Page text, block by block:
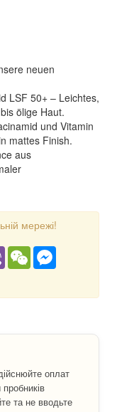
neuen
LSF 50+ – Leichtes,
ölige Haut.
und Vitamin
mattes Finish.
aus
мережі!
Viber WeChat
оплат
та не вводьте